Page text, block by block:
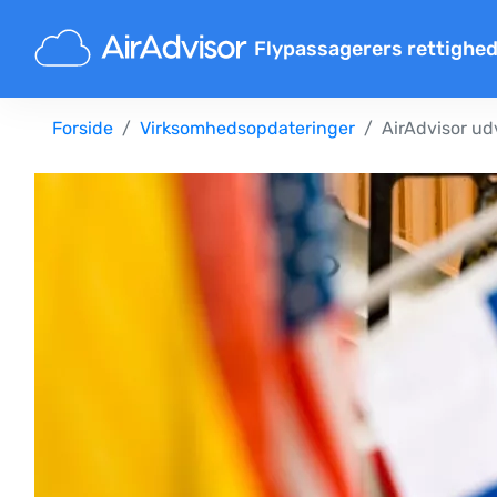
Flypassagerers
Flykompensationsberegner
Kompensation for
Kompensation for
Erstatning for forsinket
Kompensation for nægtet
Kompensation fra flyselskab
Klager over flyselskaber
Forordninger
Forside Virksomhedsopdateringer AirAdvisor